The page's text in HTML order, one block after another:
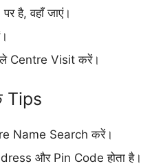
है, वहाँ जाएं।
Centre Visit करें।
Tips
Name Search करें।
और Pin Code होता है।